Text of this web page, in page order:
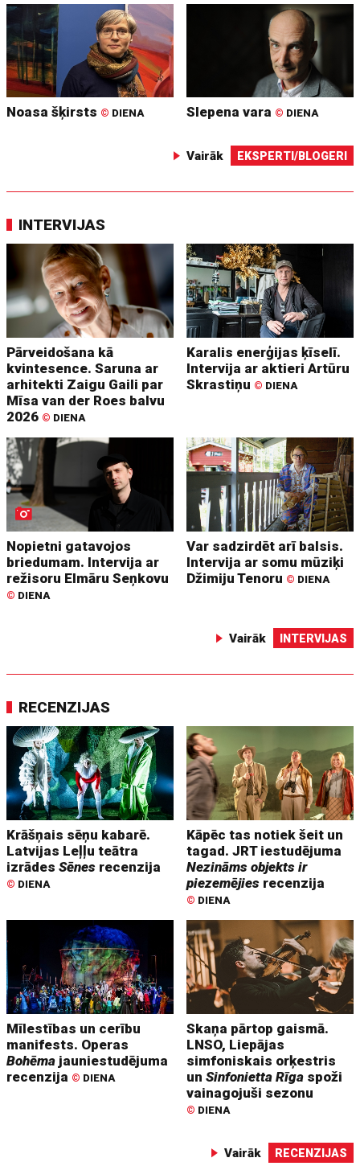
Noasa šķirsts © DIENA Slepena vara © DIENA
Vairāk EKSPERTI/BLOGERI
INTERVIJAS
Pārveidošana kā
kvintesence. Saruna ar
arhitekti Zaigu Gaili par
Mīsa van der Roes balvu
2026 © DIENA
Karalis enerģijas ķīselī.
Intervija ar aktieri Artūru
Skrastiņu © DIENA
Nopietni gatavojos
briedumam. Intervija ar
režisoru Elmāru Seņkovu
© DIENA
Var sadzirdēt arī balsis.
Intervija ar somu mūziķi
Džimiju Tenoru © DIENA
Vairāk INTERVIJAS
RECENZIJAS
Krāšņais sēņu kabarē.
Latvijas Leļļu teātra
izrādesSēnes recenzija
© DIENA
Kāpēc tas notiek šeit un
tagad. JRT iestudējuma
Nezināms objekts ir
piezemējies recenzija
© DIENA
Mīlestības un cerību
manifests. Operas
Bohēma jauniestudējuma
recenzija © DIENA
Skaņa pārtop gaismā.
LNSO, Liepājas
simfoniskais orķestris
unSinfonietta Rīga spoži
vainagojuši sezonu
© DIENA
Vairāk RECENZIJAS